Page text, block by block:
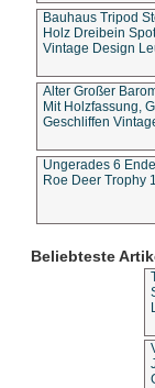
Bauhaus Tripod
Holz Dreibein
Vintage Design
Alter Großer
Mit Holzfassung,
Geschliffen
Ungerades 6
Roe Deer Trophy
Beliebteste